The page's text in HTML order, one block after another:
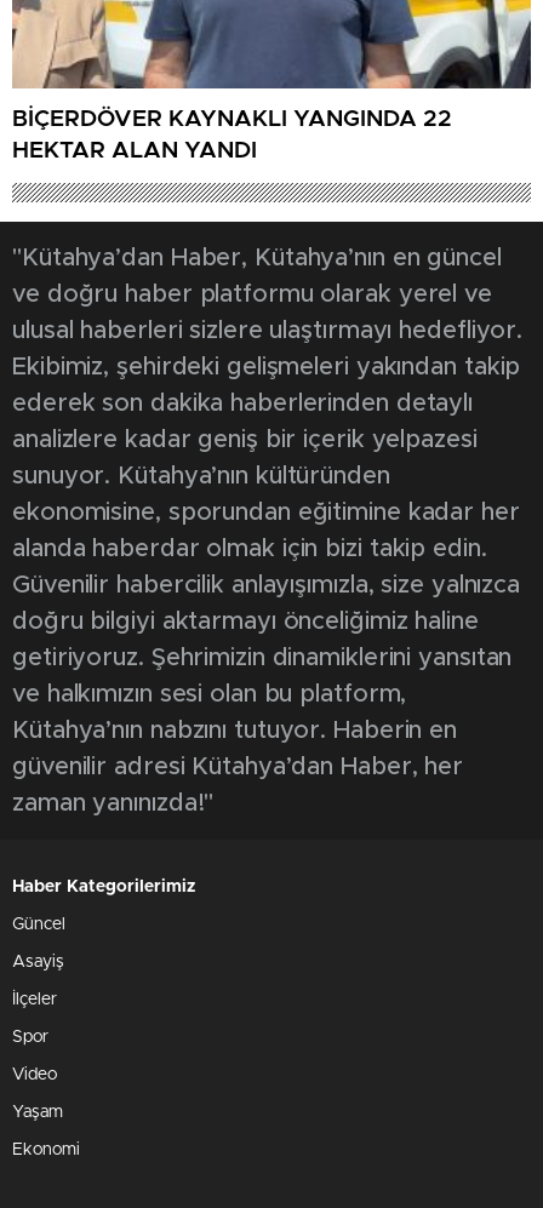
BİÇERDÖVER KAYNAKLI YANGINDA 22
HEKTAR ALAN YANDI
"Kütahya’dan Haber, Kütahya’nın en güncel
ve doğru haber platformu olarak yerel ve
ulusal haberleri sizlere ulaştırmayı hedefliyor.
Ekibimiz, şehirdeki gelişmeleri yakından takip
ederek son dakika haberlerinden detaylı
analizlere kadar geniş bir içerik yelpazesi
sunuyor. Kütahya’nın kültüründen
ekonomisine, sporundan eğitimine kadar her
alanda haberdar olmak için bizi takip edin.
Güvenilir habercilik anlayışımızla, size yalnızca
doğru bilgiyi aktarmayı önceliğimiz haline
getiriyoruz. Şehrimizin dinamiklerini yansıtan
ve halkımızın sesi olan bu platform,
Kütahya’nın nabzını tutuyor. Haberin en
güvenilir adresi Kütahya’dan Haber, her
zaman yanınızda!"
Haber Kategorilerimiz
Güncel
Asayiş
İlçeler
Spor
Video
Yaşam
Ekonomi